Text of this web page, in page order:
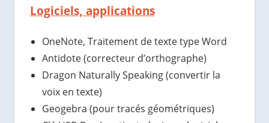
Logiciels, applications
OneNote, Traitement de texte type Word
Antidote (correcteur d’orthographe)
Dragon Naturally Speaking (convertir la
voix en texte)
Geogebra (pour tracés géométriques)